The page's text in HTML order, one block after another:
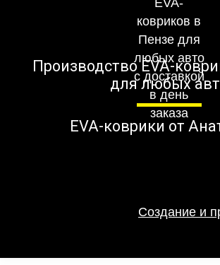
Производство EVA-
для любых
EVA-коврики от
Создание и